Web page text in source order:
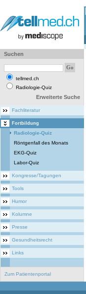
Suchen
tellmed.ch
Radiologie-Quiz
Erweiterte Suche
Fachliteratur
Fortbildung
Radiologie-Quiz
Röntgenfall des Monats
EKG-Quiz
Labor-Quiz
Kongresse/Tagungen
Tools
Humor
Kolumne
Presse
Gesundheitsrecht
Links
Zum Patientenportal